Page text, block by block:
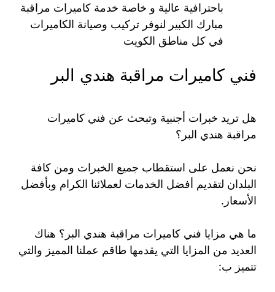
باحترافية عالية و خاصة خدمة كاميرات مراقبة
مبارك الكبير لنوفر تركيب وصيانة الكاميرات
في كل مناطق الكويت
فني كاميرات مراقبة هندي البر
هل تريد خبرات أجنبية وتبحث عن فني كاميرات
مراقبة هندي البر؟
نحن نعمل على استقطاب جميع الخبرات ومن كافة
البلدان لتقديم أفضل الخدمات لعملائنا الكرام وبأفضل
الأسعار.
ما هي مزايا فني كاميرات مراقبة هندي البر؟ هناك
العديد من المزايا التي يقدمها طاقم عملنا المميز والتي
تتميز ب: